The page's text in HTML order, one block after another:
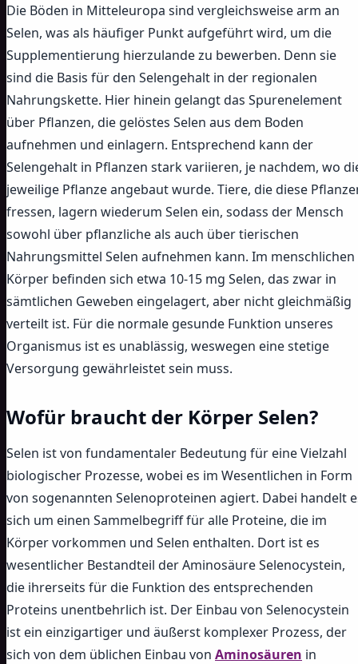
Die Böden in Mitteleuropa sind vergleichsweise arm an
Selen, was als häufiger Punkt aufgeführt wird, um die
Supplementierung hierzulande zu bewerben. Denn sie
sind die Basis für den Selengehalt in der regionalen
Nahrungskette. Hier hinein gelangt das Spurenelement
über Pflanzen, die gelöstes Selen aus dem Boden
aufnehmen und einlagern. Entsprechend kann der
Selengehalt in Pflanzen stark variieren, je nachdem, wo
jeweilige Pflanze angebaut wurde. Tiere, die diese
fressen, lagern wiederum Selen ein, sodass der Mensch
sowohl über pflanzliche als auch über tierischen
Nahrungsmittel Selen aufnehmen kann. Im menschlichen
Körper befinden sich etwa 10-15 mg Selen, das zwar in
sämtlichen Geweben eingelagert, aber nicht gleichmäßig
verteilt ist. Für die normale gesunde Funktion unseres
Organismus ist es unablässig, weswegen eine stetige
Versorgung gewährleistet sein muss.
Wofür braucht der Körper Selen?
Selen ist von fundamentaler Bedeutung für eine Vielzahl
biologischer Prozesse, wobei es im Wesentlichen in Form
von sogenannten Selenoproteinen agiert. Dabei handelt
sich um einen Sammelbegriff für alle Proteine, die im
Körper vorkommen und Selen enthalten. Dort ist es
wesentlicher Bestandteil der Aminosäure Selenocystein,
die ihrerseits für die Funktion des entsprechenden
Proteins unentbehrlich ist. Der Einbau von Selenocystein
ist ein einzigartiger und äußerst komplexer Prozess, der
sich von dem üblichen Einbau von Aminosäuren in